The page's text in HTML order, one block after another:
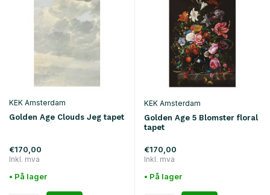
KEK Amsterdam
Golden Age Clouds Jeg tapet
€170,00
Inkl. mva
• På lager
KEK Amsterdam
Golden Age 5 Blomster floral
tapet
€170,00
Inkl. mva
• På lager